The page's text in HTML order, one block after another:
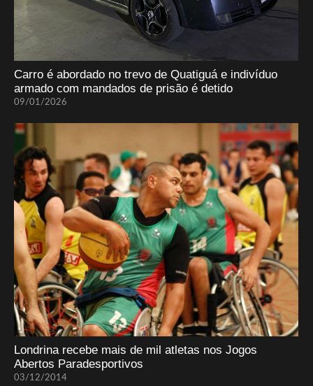
Carro é abordado no trevo de Quatiguá e indivíduo
armado com mandados de prisão é detido
09/01/2026
Londrina recebe mais de mil atletas nos Jogos
Abertos Paradesportivos
03/12/2014